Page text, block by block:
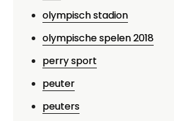
olympisch stadion
olympische spelen 2018
perry sport
peuter
peuters